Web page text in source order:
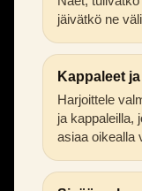
jäivätkö ne
Kappaleet
Harjoittele
ja kappaleilla,
asiaa oikealla